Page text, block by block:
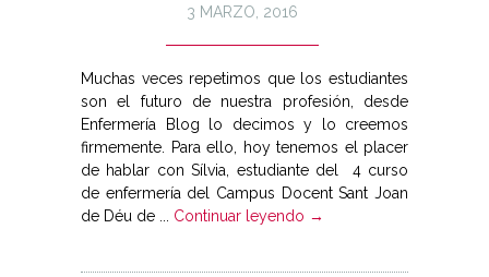
3 MARZO, 2016
Muchas veces repetimos que los estudiantes
son el futuro de nuestra profesión, desde
Enfermería Blog lo decimos y lo creemos
firmemente. Para ello, hoy tenemos el placer
de hablar con Sílvia, estudiante del 4 curso
de enfermería del Campus Docent Sant Joan
de Déu de ... Continuar leyendo →